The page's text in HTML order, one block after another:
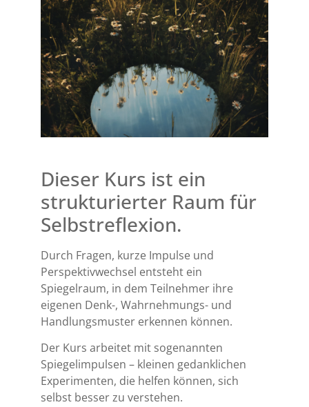
Dieser Kurs ist ein
strukturierter Raum für
Selbstreflexion.
Durch Fragen, kurze Impulse und
Perspektivwechsel entsteht ein
Spiegelraum, in dem Teilnehmer ihre
eigenen Denk-, Wahrnehmungs- und
Handlungsmuster erkennen können.
Der Kurs arbeitet mit sogenannten
Spiegelimpulsen – kleinen gedanklichen
Experimenten, die helfen können, sich
selbst besser zu verstehen.